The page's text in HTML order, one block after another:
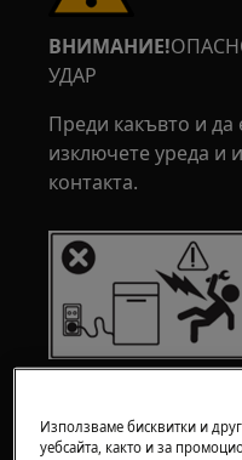
ВНИМАНИЕ!
УДАР
Преди какъвто и
изключете уреда и
контакта.
Използваме бисквитки и
уебсайта, както и за